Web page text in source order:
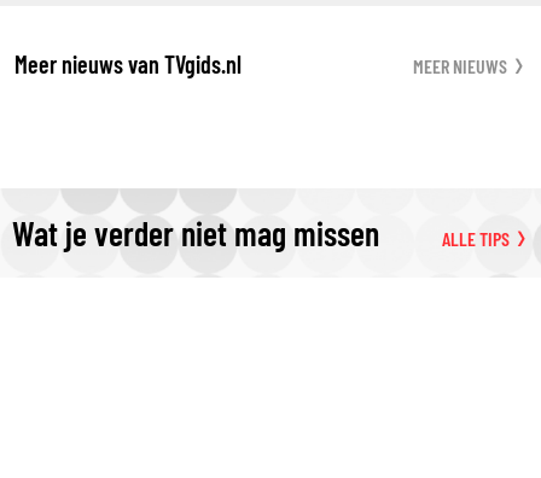
Meer nieuws van TVgids.nl MEER NIEUWS
Wat je verder niet mag missen ALLE TIPS